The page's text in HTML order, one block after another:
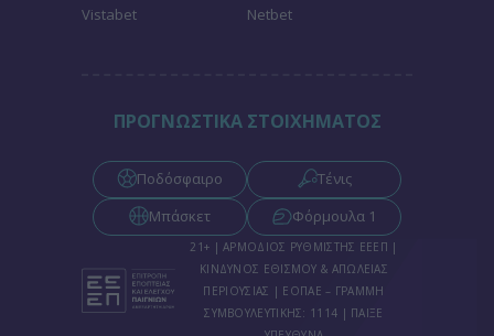
Vistabet
Netbet
ΠΡΟΓΝΩΣΤΙΚΑ ΣΤΟΙΧΗΜΑΤΟΣ
Ποδόσφαιρο
Τένις
Μπάσκετ
Φόρμουλα 1
21+ | ΑΡΜΟΔΙΟΣ ΡΥΘΜΙΣΤΗΣ ΕΕΕΠ |
ΚΙΝΔΥΝΟΣ ΕΘΙΣΜΟΥ & ΑΠΩΛΕΙΑΣ
ΠΕΡΙΟΥΣΙΑΣ | ΕΟΠΑΕ – ΓΡΑΜΜΗ
ΣΥΜΒΟΥΛΕΥΤΙΚΗΣ: 1114 | ΠΑΙΞΕ